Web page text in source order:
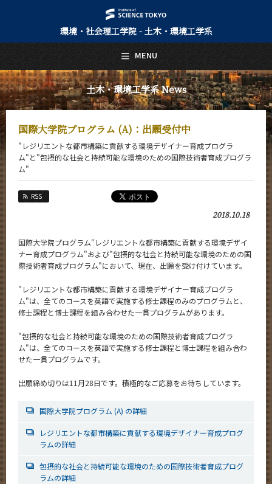
環境・社会理工学院 - 土木・環境工学系
土木・環境工学系 News
国際大学院プログラム (A)：出願受付中
"レジリエントな都市構築に貢献する環境デザイナー育成プログラ
ム"と"包摂的な社会と持続可能な環境のための国際技術者育成プログラ
ム"
RSS
2018.10.18
国際大学院プログラム"レジリエントな都市構築に貢献する環境デザイ
ナー育成プログラム"および"包摂的な社会と持続可能な環境のための国
際技術者育成プログラム"において、現在、出願を受け付けています。
"レジリエントな都市構築に貢献する環境デザイナー育成プログラ
ム"は、全てのコースを英語で実施する修士課程のみのプログラムと、
修士課程と博士課程を組み合わせた一貫プログラムがあります。
"包摂的な社会と持続可能な環境のための国際技術者育成プログラ
ム"は、全てのコースを英語で実施する修士課程と博士課程を組み合わ
せた一貫プログラムです。
出願締め切りは11月28日です。積極的なご応募をお待ちしています。
国際大学院プログラム (A) の詳細
レジリエントな都市構築に貢献する環境デザイナー育成プログ
ラムの詳細
包摂的な社会と持続可能な環境のための国際技術者育成プログ
ラムの詳細
MENU
日本語 English
トップページ
Top Page
土木・環境工学系について
About Us
教育
Education
Faculty and Laboratories
未来
入学案内
Admissions
土木・環境工学系 News
News 一覧
課程別
サイト構成